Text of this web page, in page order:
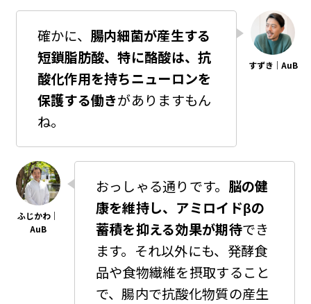
確かに、 腸内細菌が産生する
短鎖脂肪酸、特に酪酸は、抗
酸化作用を持ちニューロンを
保護する働きがありますもん
ね。
おっしゃる通りです。 脳の健
康を維持し、アミロイドβの
蓄積を抑える効果が期待でき
ます。それ以外にも、発酵食
品や食物繊維を摂取すること
で、腸内で抗酸化物質の産生